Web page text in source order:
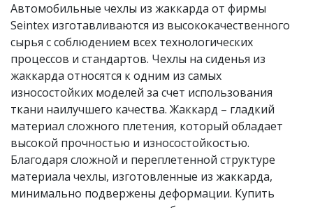
Автомобильные чехлы из жаккарда от фирмы
Seintex изготавливаются из высококачественного
сырья с соблюдением всех технологических
процессов и стандартов. Чехлы на сиденья из
жаккарда относятся к одним из самых
износостойких моделей за счет использования
ткани наилучшего качества. Жаккард – гладкий
материал сложного плетения, который обладает
высокой прочностью и износостойкостью.
Благодаря сложной и переплетенной структуре
материала чехлы, изготовленные из жаккарда,
минимально подвержены деформации. Купить